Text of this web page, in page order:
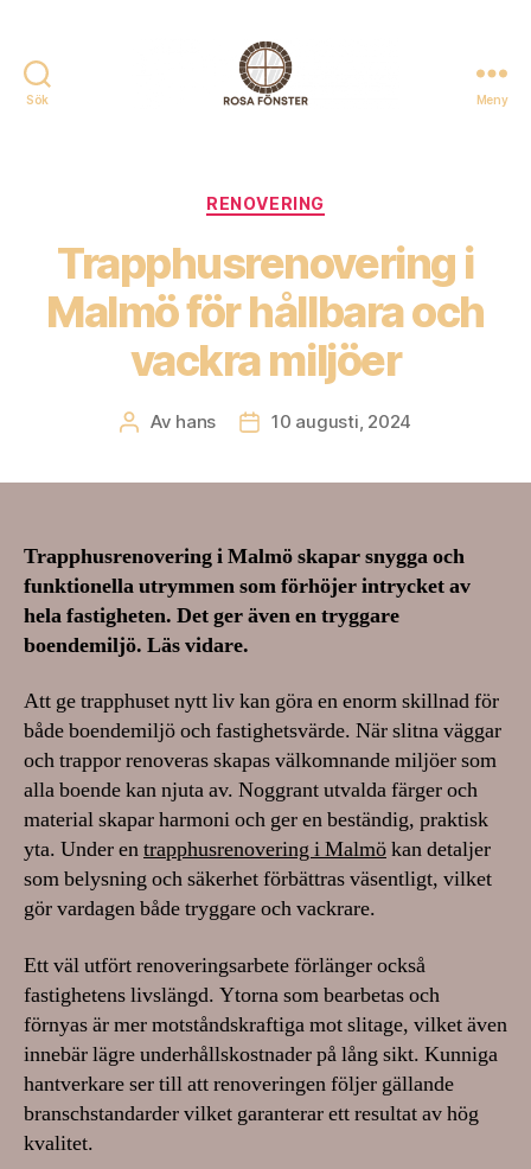
Sök Meny
Kategorier
RENOVERING
Trapphusrenovering i
Malmö för hållbara och
vackra miljöer
Inläggsförfattare
Av hans Inläggsdatum
10 augusti, 2024
Trapphusrenovering i Malmö skapar snygga och
funktionella utrymmen som förhöjer intrycket av
hela fastigheten. Det ger även en tryggare
boendemiljö. Läs vidare.
Att ge trapphuset nytt liv kan göra en enorm skillnad för
både boendemiljö och fastighetsvärde. När slitna väggar
och trappor renoveras skapas välkomnande miljöer som
alla boende kan njuta av. Noggrant utvalda färger och
material skapar harmoni och ger en beständig, praktisk
yta. Under entrapphusrenovering i Malmökan detaljer
som belysning och säkerhet förbättras väsentligt, vilket
gör vardagen både tryggare och vackrare.
Ett väl utfört renoveringsarbete förlänger också
fastighetens livslängd. Ytorna som bearbetas och
förnyas är mer motståndskraftiga mot slitage, vilket även
innebär lägre underhållskostnader på lång sikt. Kunniga
hantverkare ser till att renoveringen följer gällande
branschstandarder vilket garanterar ett resultat av hög
kvalitet.